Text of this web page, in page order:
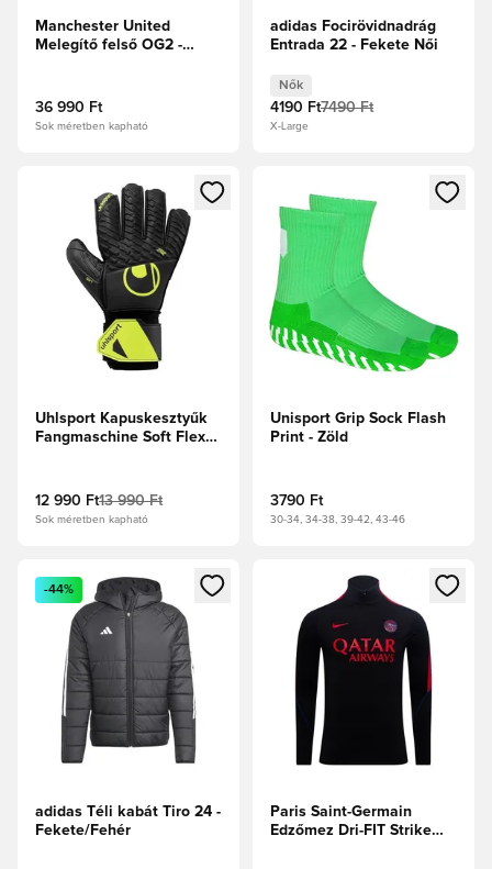
Manchester United
Melegítő felső OG2 -
36 990 Ft
Sok méretben kapható
adidas Focirövidnadrág
Entrada 22 - Fekete Női
Nők
4190 Ft7490 Ft
X-Large
Megnyit egy modált a bejelentkezéshez vagy a tagként
Uhlsport Kapuskesztyűk
Fangmaschine Soft Flex
12 990 Ft13 990 Ft
Sok méretben kapható
Megnyit egy modált a
Unisport Grip Sock Flash
Print - Zöld
3790 Ft
30-34, 34-38, 39-42, 43-46
Megnyit egy modált a bejelentkezéshez vagy a tagként
-44%
adidas Téli kabát Tiro 24 -
Fekete/Fehér
Megnyit egy modált a
Paris Saint-Germain
Edzőmez Dri-FIT Strike